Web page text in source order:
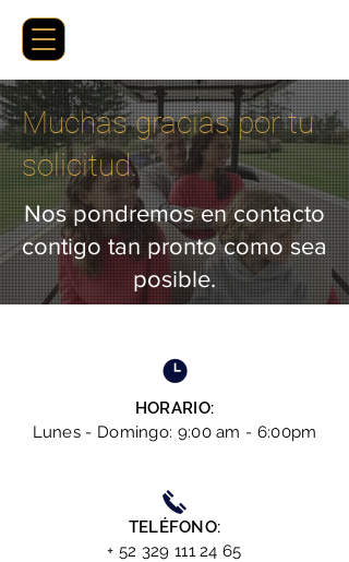
Muchas gracias por tu
solicitud.
Nos pondremos en contacto
contigo tan pronto como sea
posible.
HORARIO:
Lunes - Domingo: 9:00 am - 6:00pm
TELÉFONO:
+ 52 329 111 24 65